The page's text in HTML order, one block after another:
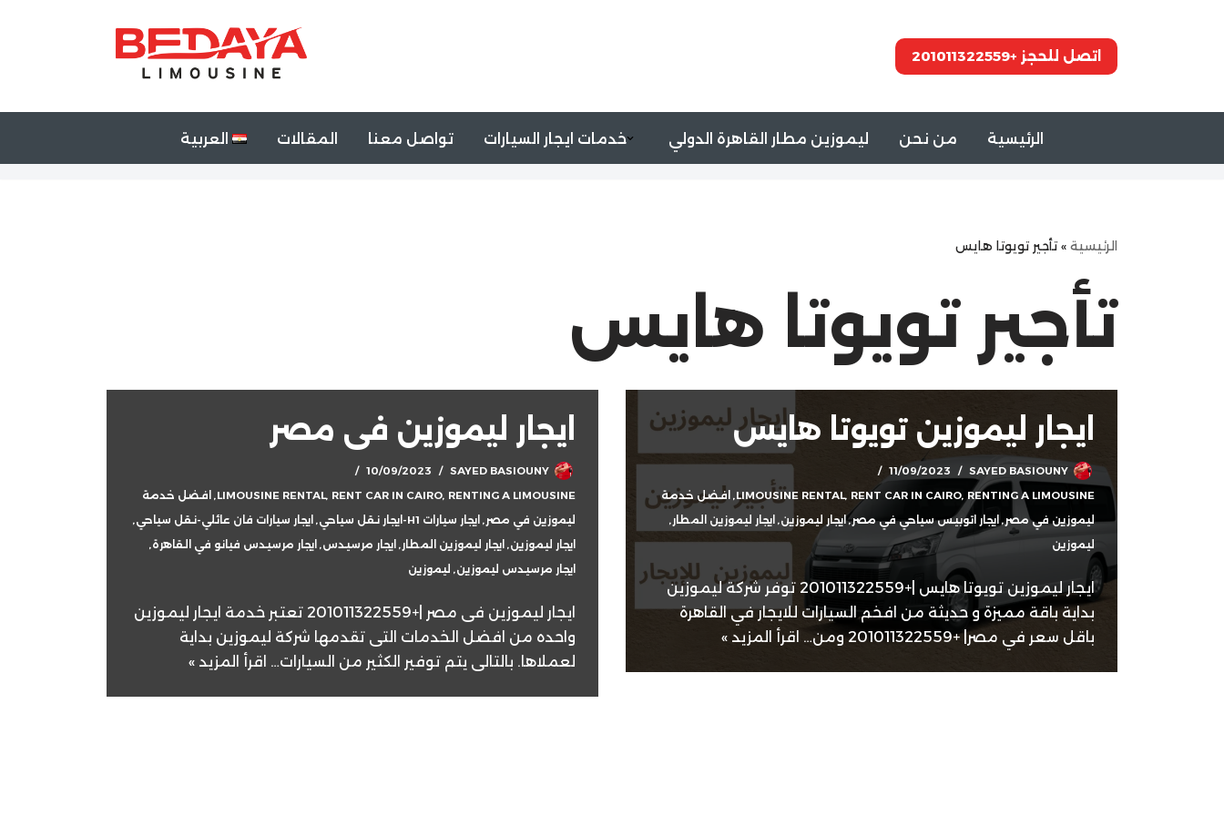
اتصل للحجز +201011322559
الرئيسية من نحن ليموزين مطار القاهرة الدولي خدمات ايجار السيارات تواصل معنا المقالات العربية
الرئيسية » تأجير تويوتا هايس
تأجير تويوتا هايس
ايجار ليموزين تويوتا هايس
SAYED BASIOUNY
11/09/2023
LIMOUSINE RENTAL, RENT CAR IN CAIRO, RENTING A LIMOUSINE
, افضل خدمة
ليموزين في مصر, ايجار اتوبيس سياحي في مصر,ايجار ليموزين, ايجار ليموزين المطار ,
ليموزين
ايجار ليموزين تويوتا هايس |+201011322559 توفر شركة ليموزين
بداية باقة مميزة و حديثة من افخم السيارات للايجار في القاهرة
باقل سعر في مصر| +201011322559 ومن…
اقرأ المزيد »
ايجار ليموزين فى مصر
SAYED BASIOUNY
10/09/2023
LIMOUSINE RENTAL, RENT CAR IN CAIRO, RENTING A LIMOUSINE
, افضل خدمة
ليموزين في مصر , ايجار سيارات H1-ايجار نقل سياحي , ايجار سيارات فان عائلي-نقل سياحي,
ايجار ليموزين, ايجار ليموزين المطار , ايجار مرسيدس, ايجار مرسيدس فيانو في القاهرة,
ايجار مرسيدس ليموزين, ليموزين
ايجار ليموزين فى مصر |+201011322559 تعتبر خدمة ايجار ليموزين
واحده من افضل الخدمات التى تقدمها شركة ليموزين بداية
لعملاها. بالتالى يتم توفير الكثير من السيارات… اقرأ المزيد »